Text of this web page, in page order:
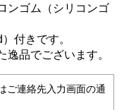
ンゴム（シリコンゴ
付きです。
品でございます。
ご連絡先入力画面の通